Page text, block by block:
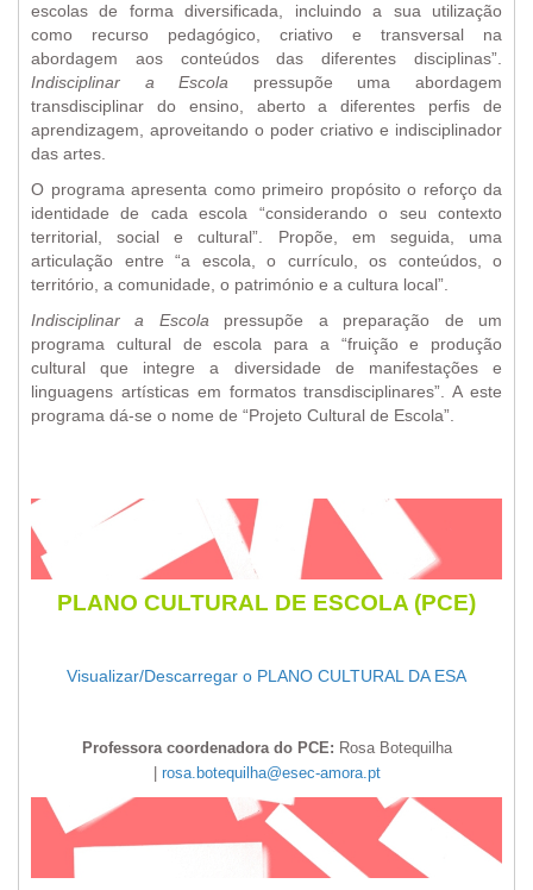
escolas de forma diversificada, incluindo a sua utilização
como recurso pedagógico, criativo e transversal na
abordagem aos conteúdos das diferentes disciplinas”.
Indisciplinar a Escola pressupõe uma abordagem
transdisciplinar do ensino, aberto a diferentes perfis de
aprendizagem, aproveitando o poder criativo e indisciplinador
das artes.
O programa apresenta como primeiro propósito o reforço da
identidade de cada escola “considerando o seu contexto
territorial, social e cultural”. Propõe, em seguida, uma
articulação entre “a escola, o currículo, os conteúdos, o
território, a comunidade, o património e a cultura local”.
Indisciplinar a Escolapressupõe a preparação de um
programa cultural de escola para a “fruição e produção
cultural que integre a diversidade de manifestações e
linguagens artísticas em formatos transdisciplinares”. A este
programa dá-se o nome de “Projeto Cultural de Escola”.
PLANO CULTURAL DE ESCOLA (PCE)
Visualizar/Descarregar o PLANO CULTURAL DA ESA
Professora coordenadora do PCE: Rosa Botequilha
rosa.botequilha@esec-amora.pt